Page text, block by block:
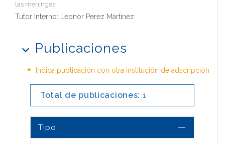
las meninges
Tutor Interno: Leonor Perez Martinez
Publicaciones
* Indica publicación con otra institución de adscripción
Total de publicaciones: 1
Tipo